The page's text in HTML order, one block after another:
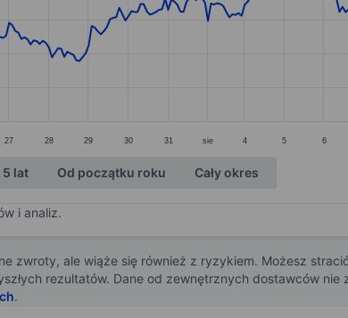
27 28 29 30 31 sie 4 5 6
5 lat Od początku roku Cały okres
i analiz.
zwroty, ale wiąże się również z ryzykiem. Możesz
rezultatów. Dane od zewnętrznych dostawców nie
.